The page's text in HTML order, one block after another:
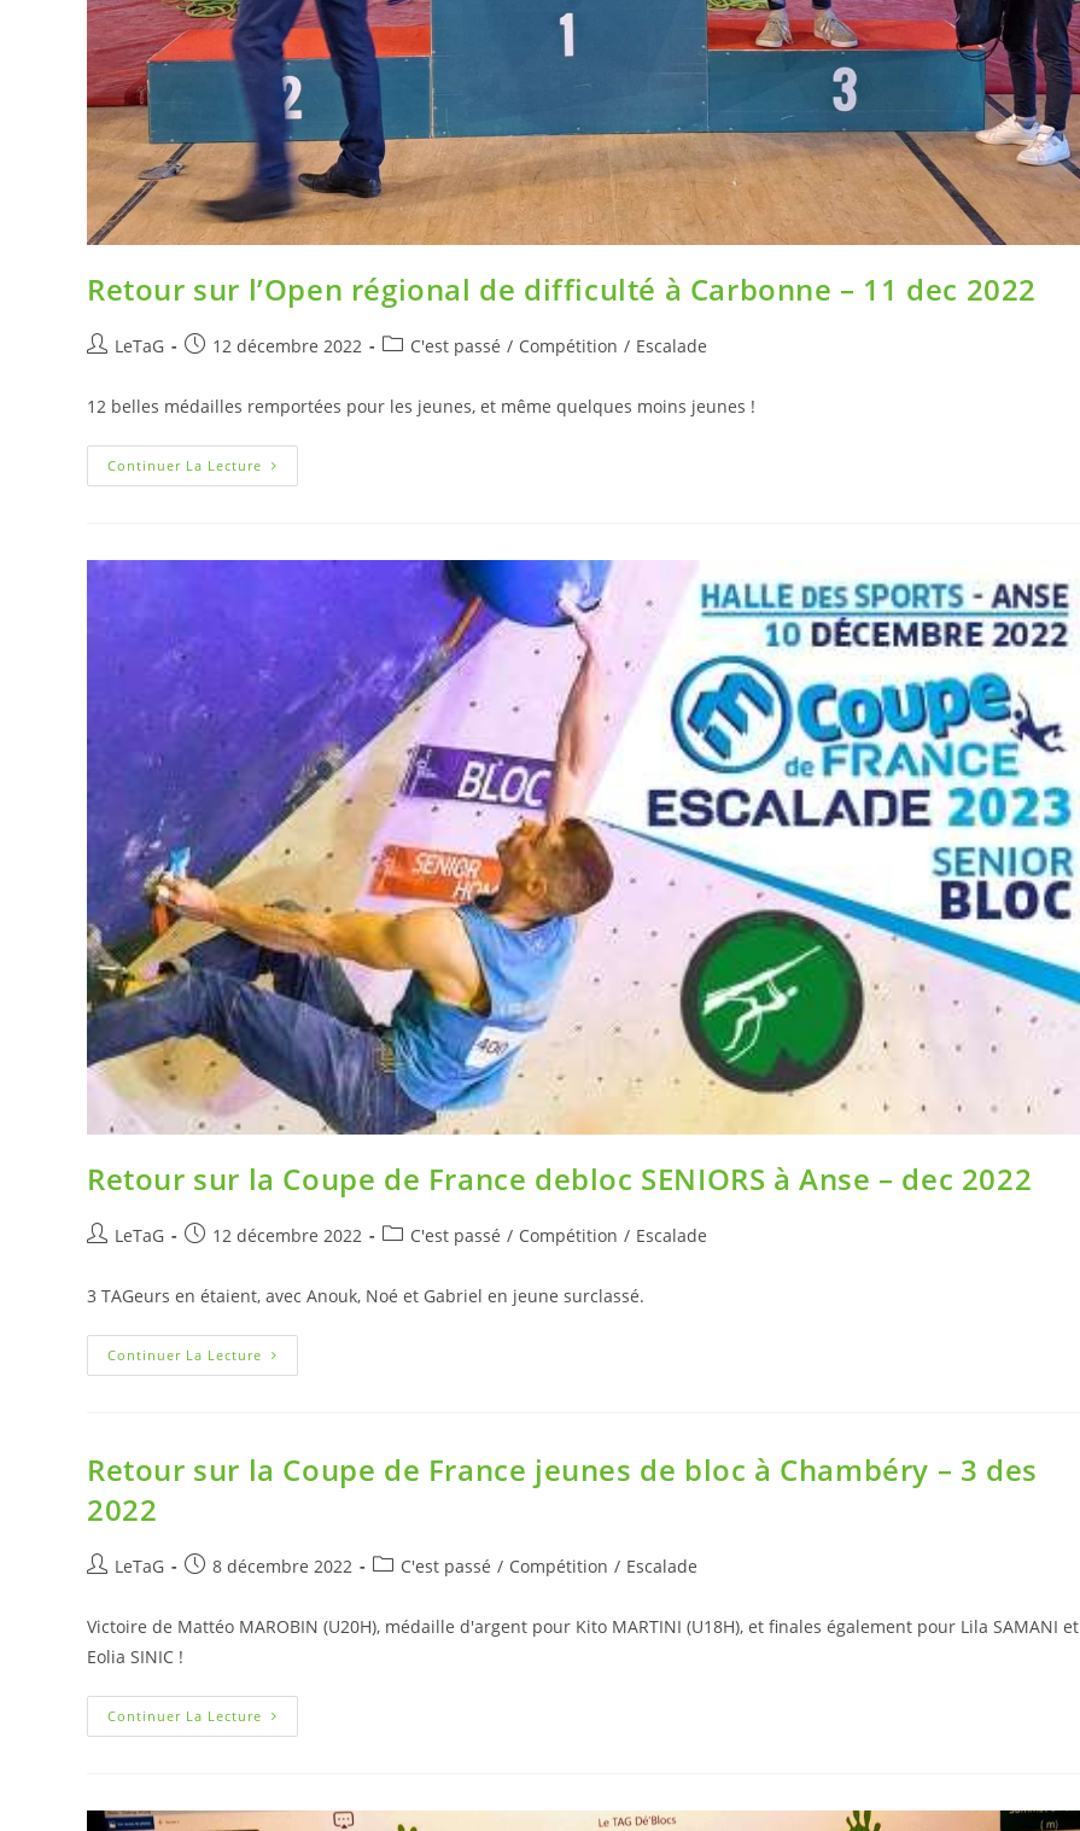
Retour sur l’Open régional de difficulté à Carbonne – 11 dec 2022
LeTaG 12 décembre 2022 C'est passé / Compétition / Escalade
12 belles médailles remportées pour les jeunes, et même quelques moins jeunes !
Continuer La Lecture
Retour sur la Coupe de France debloc SENIORS à Anse – dec 2022
LeTaG 12 décembre 2022 C'est passé / Compétition / Escalade
3 TAGeurs en étaient, avec Anouk, Noé et Gabriel en jeune surclassé.
Continuer La Lecture
Retour sur la Coupe de France jeunes de bloc à Chambéry – 3 des
2022
LeTaG 8 décembre 2022 C'est passé / Compétition / Escalade
Victoire de Mattéo MAROBIN (U20H), médaille d'argent pour Kito MARTINI (U18H), et finales également pour Lila SAMANI et
Eolia SINIC !
Continuer La Lecture